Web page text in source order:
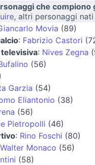
che compiono
, altri personaggi nati
Movia (89)
: Fabrizio Castori
: Nives Zegna
(56)
Garzia (54)
Eliantonio (38)
(56)
Pietropolli (46)
: Rino Foschi (80)
Walter Monaco (56)
(58)